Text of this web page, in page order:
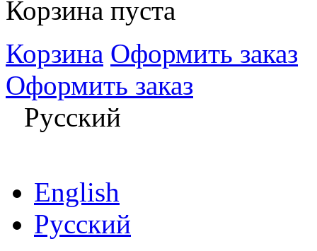
Корзина пуста
Корзина Оформить заказ
Оформить заказ
Русский
English
Русский